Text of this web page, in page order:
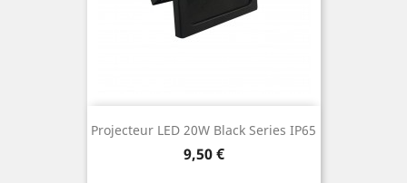
Projecteur LED 20W Black Series IP65
Prix
9,50 €